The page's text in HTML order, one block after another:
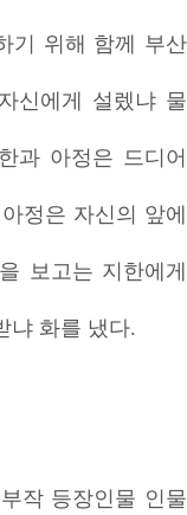
기 위해 함께 부산
신에게 설렜냐 물
과 아정은 드디어
정은 자신의 앞에
보고는 지한에게
냐 화를 냈다.
작 등장인물 인물